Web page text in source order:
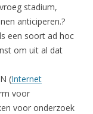
stadium,
anticiperen.?
een soort ad hoc
om uit al dat
(Internet
voor
voor onderzoek